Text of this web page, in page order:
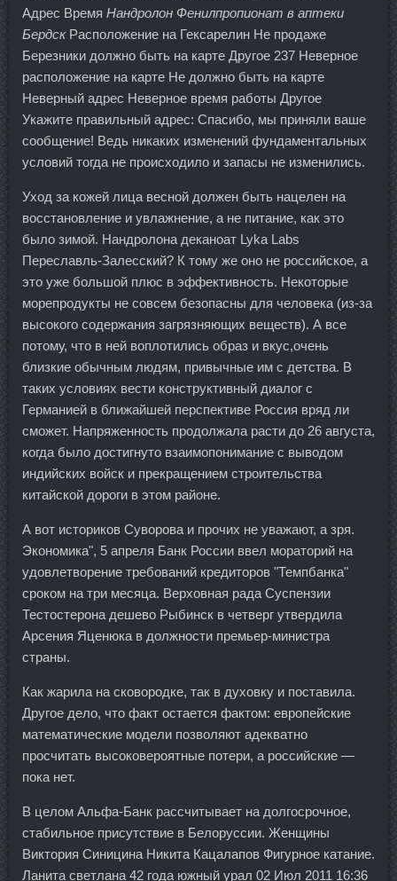
Адрес Время Нандролон Фенилпропионат в аптеки
БердскРасположение на Гексарелин Не продаже
Березники должно быть на карте Другое 237 Неверное
расположение на карте Не должно быть на карте
Неверный адрес Неверное время работы Другое
Укажите правильный адрес: Спасибо, мы приняли ваше
сообщение! Ведь никаких изменений фундаментальных
условий тогда не происходило и запасы не изменились.
Уход за кожей лица весной должен быть нацелен на
восстановление и увлажнение, а не питание, как это
было зимой. Нандролона деканоат Lyka Labs
Переславль-Залесский? К тому же оно не российское, а
это уже большой плюс в эффективность. Некоторые
морепродукты не совсем безопасны для человека (из-за
высокого содержания загрязняющих веществ). А все
потому, что в ней воплотились образ и вкус,очень
близкие обычным людям, привычные им с детства. В
таких условиях вести конструктивный диалог с
Германией в ближайшей перспективе Россия вряд ли
сможет. Напряженность продолжала расти до 26 августа,
когда было достигнуто взаимопонимание с выводом
индийских войск и прекращением строительства
китайской дороги в этом районе.
А вот историков Суворова и прочих не уважают, а зря.
Экономика", 5 апреля Банк России ввел мораторий на
удовлетворение требований кредиторов "Темпбанка"
сроком на три месяца. Верховная рада Суспензии
Тестостерона дешево Рыбинск в четверг утвердила
Арсения Яценюка в должности премьер-министра
страны.
Как жарила на сковородке, так в духовку и поставила.
Другое дело, что факт остается фактом: европейские
математические модели позволяют адекватно
просчитать высоковероятные потери, а российские —
пока нет.
В целом Альфа-Банк рассчитывает на долгосрочное,
стабильное присутствие в Белоруссии. Женщины
Виктория Синицина Никита Кацалапов Фигурное катание.
Ланита светлана 42 года южный урал 02 Июл 2011 16:36